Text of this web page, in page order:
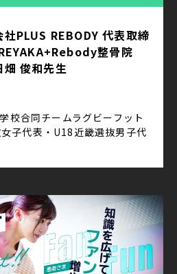
社PLUS REBODY 代表取締
整骨院
畑 俊和先生
校合同チームラグビーフット
子代表・U18近畿選抜男子代